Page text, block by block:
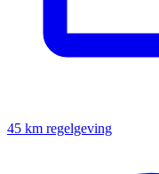
45 km regelgeving